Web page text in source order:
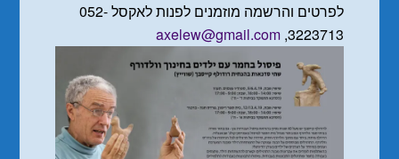
לפרטים והרשמה מוזמנים לפנות לאקסל 052-
3223713,
axelew@gmail.com